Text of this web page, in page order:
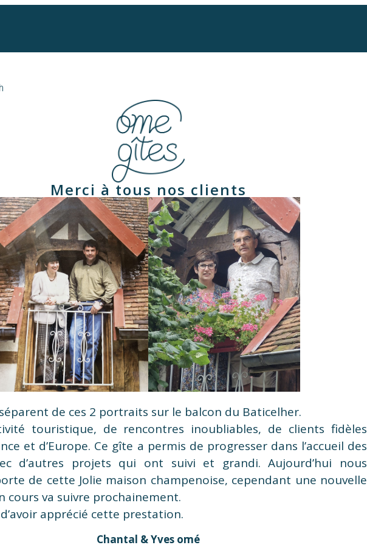
Merci à tous nos clients
de ces 2 portraits sur le balcon du Baticelher.
touristique, de rencontres inoubliables, de clients fidèles
et d’Europe. Ce gîte a permis de progresser dans l’accueil des
d’autres projets qui ont suivi et grandi. Aujourd’hui nous
de cette Jolie maison champenoise, cependant une nouvelle
cours va suivre prochainement.
apprécié cette prestation.
Chantal & Yves omé